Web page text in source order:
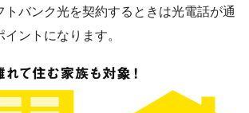
トバンク光を契約するときは光電話が通
ントになります。